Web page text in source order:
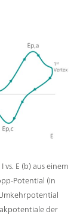
vs. E (b) aus einem
Potential (in
der